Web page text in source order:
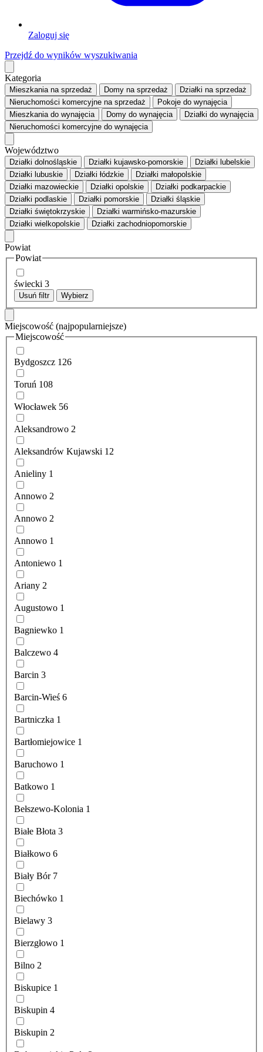
Zaloguj się
Przejdź do wyników wyszukiwania
Kategoria
Mieszkaniana sprzedaż Domy na sprzedaż Działki na sprzedaż
Nieruchomości komercyjne na sprzedaż Pokoje do wynajęcia
Mieszkaniado wynajęcia Domy do wynajęcia Działki do wynajęcia
Nieruchomości komercyjne do wynajęcia
Województwo
Działki dolnośląskie Działki kujawsko-pomorskie
Działki lubelskie
Działki lubuskie
Działki łódzkie
Działki małopolskie
Działki mazowieckie
Działki opolskie
Działki podkarpackie
Działki podlaskie
Działki pomorskie
Działki śląskie
Działki świętokrzyskie
Działki warmińsko-mazurskie
Działki wielkopolskie
Działki zachodniopomorskie
Powiat
Powiat
świecki 3
Usuń filtr Wybierz
Miejscowość (najpopularniejsze)
Miejscowość
Bydgoszcz 126
Toruń 108
Włocławek 56
Aleksandrowo 2
Aleksandrów Kujawski 12
Anieliny 1
Annowo 2
Annowo 2
Annowo 1
Antoniewo 1
Ariany 2
Augustowo 1
Bagniewko 1
Balczewo 4
Barcin 3
Barcin-Wieś 6
Bartniczka 1
Bartłomiejowice 1
Baruchowo 1
Batkowo 1
Bełszewo-Kolonia 1
Białe Błota 3
Białkowo 6
Biały Bór 7
Biechówko 1
Bielawy 3
Bierzgłowo 1
Bilno 2
Biskupice 1
Biskupin 4
Biskupin 2